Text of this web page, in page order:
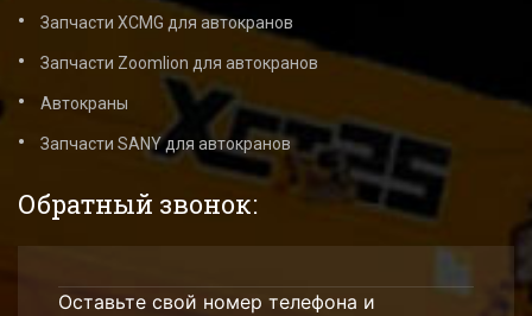
Запчасти XCMG для автокранов
Запчасти Zoomlion для автокранов
Автокраны
Запчасти SANY для автокранов
Обратный звонок:
Оставьте свой номер телефона и